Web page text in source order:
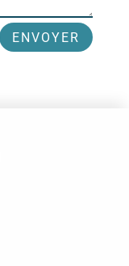
ENVOYER